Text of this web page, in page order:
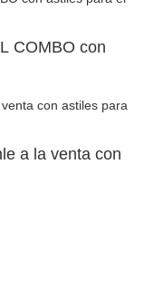
COMBO con
a la venta con